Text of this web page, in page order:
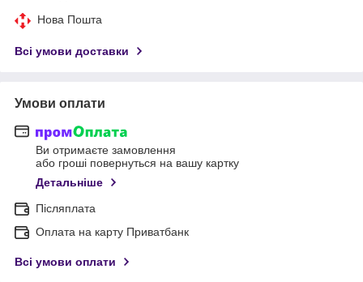
Нова Пошта
Всі умови доставки
Умови оплати
Ви отримаєте замовлення
або гроші повернуться на вашу картку
Детальніше
Післяплата
Оплата на карту Приватбанк
Всі умови оплати